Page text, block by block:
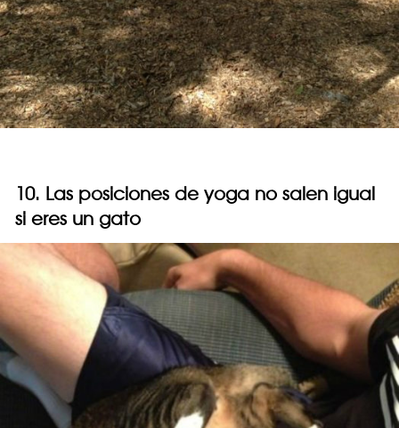
10. Las posiciones de yoga no salen igual
si eres un gato